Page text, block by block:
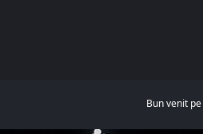
Bun venit pe